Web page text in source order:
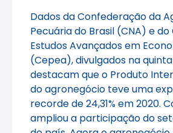
Dados da Confederação da
Pecuária do Brasil (CNA) e
Estudos Avançados em
(Cepea), divulgados na
destacam que o Produto
do agronegócio teve uma
recorde de 24,31% em 2020.
ampliou a participação do